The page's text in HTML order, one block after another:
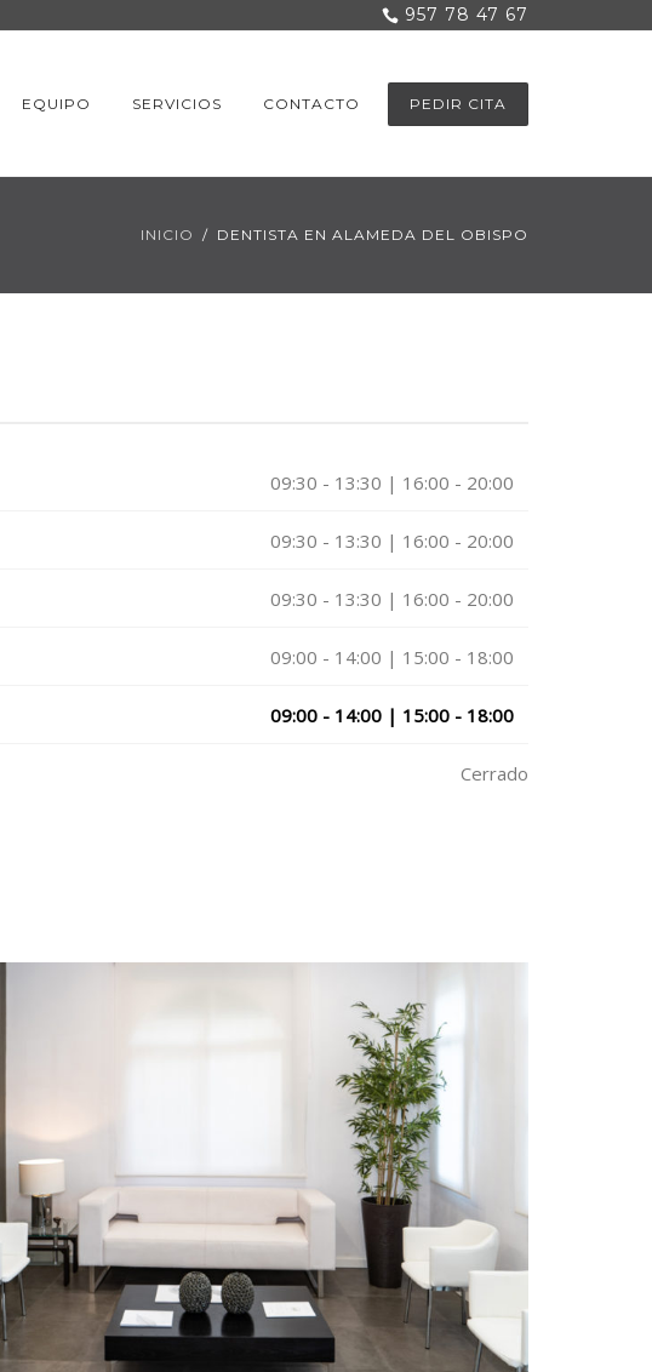
957 78 47 67
EQUIPO SERVICIOS CONTACTO PEDIR CITA
INICIO DENTISTA EN ALAMEDA DEL OBISPO
09:30 - 13:30 | 16:00 - 20:00
09:30 - 13:30 | 16:00 - 20:00
09:30 - 13:30 | 16:00 - 20:00
09:00 - 14:00 | 15:00 - 18:00
09:00 - 14:00 | 15:00 - 18:00
Cerrado